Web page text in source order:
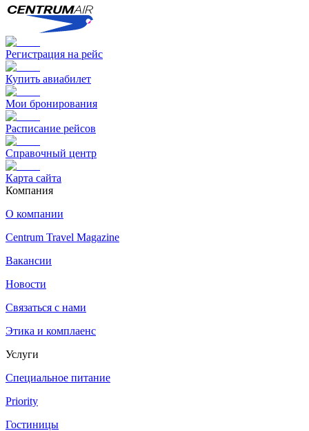
Регистрация на рейс
Купить авиабилет
Мои бронирования
Расписание рейсов
Справочный центр
Карта сайта
Компания
О компании
Centrum Travel Magazine
Вакансии
Новости
Связаться с нами
Этика и комплаенс
Услуги
Специальное питание
Priority
Гостиницы